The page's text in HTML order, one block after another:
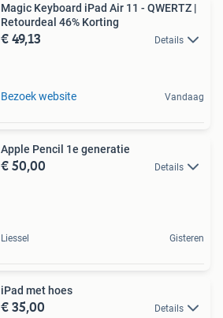
Magic Keyboard iPad Air 11 - QWERTZ |
Retourdeal 46% Korting
€ 49,13 Details
Bezoek website Vandaag
Apple Pencil 1e generatie
€ 50,00 Details
Liessel Gisteren
iPad met hoes
€ 35,00 Details